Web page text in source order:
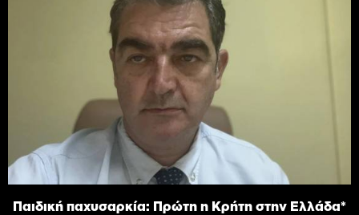
Παιδική παχυσαρκία: Πρώτη η Κρήτη στην Ελλάδα*